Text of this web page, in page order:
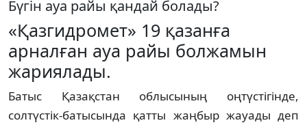
Бүгін ауа райы қандай болады?
«Қазгидромет» 19 қазанға
арналған ауа райы болжамын
жариялады.
Батыс Қазақстан облысының оңтүстігінде,
солтүстік-батысында қатты жаңбыр жауады деп